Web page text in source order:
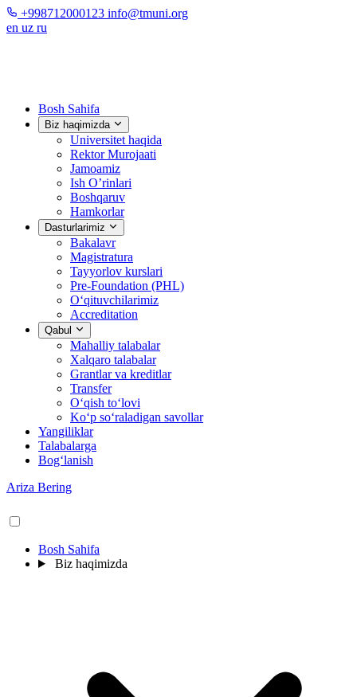
+998712000123 info@tmuni.org
en uz ru
Bosh Sahifa
Biz haqimizda
Universitet haqida
Rektor Murojaati
Jamoamiz
Ish O’rinlari
Boshqaruv
Hamkorlar
Dasturlarimiz
Bakalavr
Magistratura
Tayyorlov kurslari
Pre-Foundation (PHL)
O‘qituvchilarimiz
Accreditation
Qabul
Mahalliy talabalar
Xalqaro talabalar
Grantlar va kreditlar
Transfer
O‘qish to‘lovi
Ko‘p so‘raladigan savollar
Yangiliklar
Talabalarga
Bog‘lanish
Ariza Bering
Bosh Sahifa
Biz haqimizda